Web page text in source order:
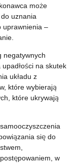
może
uznania
uprawnienia –
negatywnych
na skutek
układu z
które wybierają
które ukrywają
się do
w